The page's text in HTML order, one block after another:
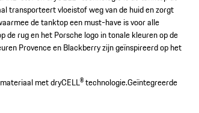
transporteert vloeistof weg van de huid en zorgt
de tanktop een must-have is voor alle
rug en het Porsche logo in tonale kleuren op de
Provence en Blackberry zijn geïnspireerd op het
met dryCELL® technologie.Geïntegreerde